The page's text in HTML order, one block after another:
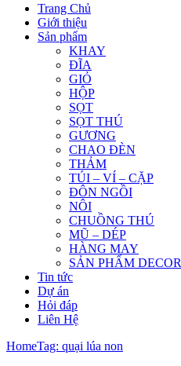
Trang Chủ
Giới thiệu
Sản phẩm
KHAY
ĐĨA
GIỎ
HỘP
SỌT
SỌT THÚ
GƯƠNG
CHAO ĐÈN
THẢM
TÚI – VÍ – CẶP
ĐÔN NGỒI
NÔI
CHUỒNG THÚ
MŨ – DÉP
HÀNG MAY
SẢN PHẨM DECOR
Tin tức
Dự án
Hỏi đáp
Liên Hệ
HomeTag: quại lúa non